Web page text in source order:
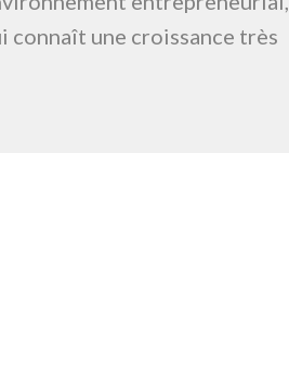
connaît une croissance très